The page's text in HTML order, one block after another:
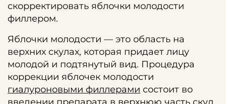
скорректировать яблочки молодости
филлером.
Яблочки молодости — это область на
верхних скулах, которая придает лицу
молодой и подтянутый вид. Процедура
коррекции яблочек молодости
гиалуроновыми филлерами состоит во